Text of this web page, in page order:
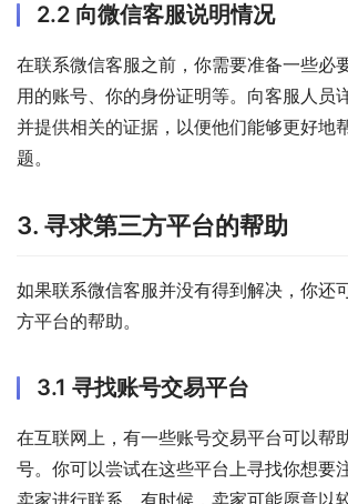
2.2 向微信客服说明情况
在联系微信客服之前，你需要准备一些必
用的账号、你的身份证明等。向客服人员
并提供相关的证据，以便他们能够更好地
题。
3. 寻求第三方平台的帮助
如果联系微信客服并没有得到解决，你还
方平台的帮助。
3.1 寻找账号交易平台
在互联网上，有一些账号交易平台可以帮
号。你可以尝试在这些平台上寻找你想要